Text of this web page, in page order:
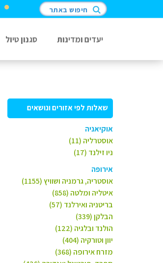
חיפוש באתר
יעדים ומדינות סגנון טיול
שאלות לפי אזורים ונושאים
אוקיאניה
אוסטרליה (11)
ניו זילנד (17)
אירופה
אוסטריה, גרמניה ושוויץ (1155)
איטליה ומלטה (858)
בריטניה ואירלנד (57)
הבלקן (339)
הולנד ובלגיה (122)
יוון וטורקיה (404)
מזרח אירופה (368)